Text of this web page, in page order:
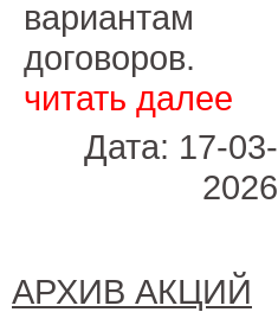
вариантам
договоров.
читать далее
Дата: 17-03-
2026
АРХИВ АКЦИЙ